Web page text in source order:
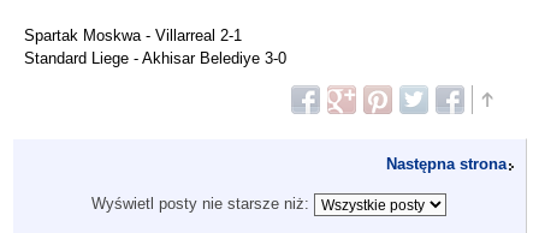
Spartak Moskwa - Villarreal 2-1
Standard Liege - Akhisar Belediye 3-0
Następna strona
Wyświetl posty nie starsze niż: